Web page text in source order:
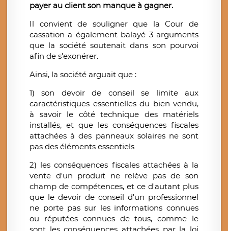
payer au client son manque à gagner.
Il convient de souligner que la Cour de
cassation a également balayé 3 arguments
que la société soutenait dans son pourvoi
afin de s'exonérer.
Ainsi, la société arguait que :
1) son devoir de conseil se limite aux
caractéristiques essentielles du bien vendu,
à savoir le côté technique des matériels
installés, et que les conséquences fiscales
attachées à des panneaux solaires ne sont
pas des éléments essentiels
2) les conséquences fiscales attachées à la
vente d'un produit ne relève pas de son
champ de compétences, et ce d'autant plus
que le devoir de conseil d'un professionnel
ne porte pas sur les informations connues
ou réputées connues de tous, comme le